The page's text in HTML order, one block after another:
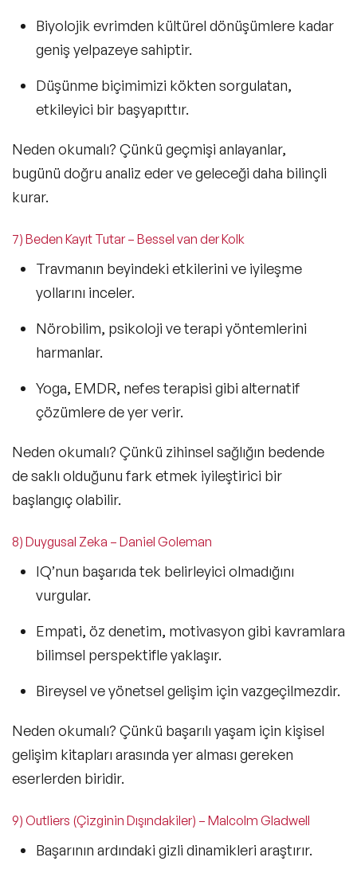
Biyolojik evrimden kültürel dönüşümlere kadar
geniş yelpazeye sahiptir.
Düşünme biçimimizi kökten sorgulatan,
etkileyici bir başyapıttır.
Neden okumalı? Çünkü geçmişi anlayanlar,
bugünü doğru analiz eder ve geleceği daha bilinçli
kurar.
7) Beden Kayıt Tutar – Bessel van der Kolk
Travmanın beyindeki etkilerini ve iyileşme
yollarını inceler.
Nörobilim, psikoloji ve terapi yöntemlerini
harmanlar.
Yoga, EMDR, nefes terapisi gibi alternatif
çözümlere de yer verir.
Neden okumalı? Çünkü zihinsel sağlığın bedende
de saklı olduğunu fark etmek iyileştirici bir
başlangıç olabilir.
8) Duygusal Zeka – Daniel Goleman
IQ’nun başarıda tek belirleyici olmadığını
vurgular.
Empati, öz denetim, motivasyon gibi kavramlara
bilimsel perspektifle yaklaşır.
Bireysel ve yönetsel gelişim için vazgeçilmezdir.
Neden okumalı? Çünkü başarılı yaşam için kişisel
gelişim kitapları arasında yer alması gereken
eserlerden biridir.
9) Outliers (Çizginin Dışındakiler) – Malcolm Gladwell
Başarının ardındaki gizli dinamikleri araştırır.